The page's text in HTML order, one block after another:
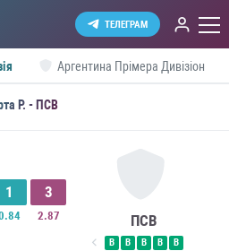
ТЕЛЕГРАМ
Аргентина Прімера Дивізіон
Р. - ПСВ
1 3
2.87 ПСВ
В В В В В